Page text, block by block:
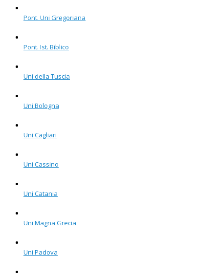
Pont. Uni Gregoriana
Pont. Ist. Biblico
Uni della Tuscia
Uni Bologna
Uni Cagliari
Uni Cassino
Uni Catania
Uni Magna Grecia
Uni Padova